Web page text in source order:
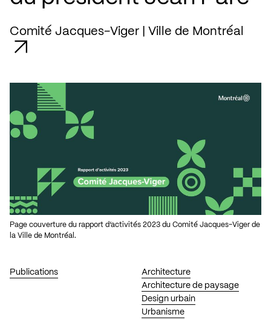
Comité Jacques-Viger | Ville de Montréal
Publications
Architecture
Architecture de paysage
Design urbain
Urbanisme
Page couverture du rapport d’activités 2023 du Comité Jacques-Viger de
la Ville de Montréal.